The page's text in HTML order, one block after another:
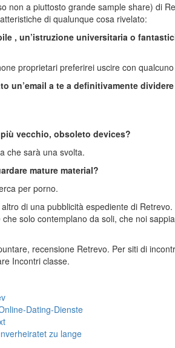
non a piuttosto grande sample share) di
di qualunque cosa rivelato:
, un’istruzione universitaria o
proprietari preferirei uscire con
un’email a te a definitivamente
vecchio, obsoleto devices?
che sarà una svolta.
mature material?
per porno.
di una pubblicità espediente di Retrevo.
solo contemplano da soli, che noi
recensione Retrevo. Per siti di
Incontri classe.
Dating-Dienste
zu lange